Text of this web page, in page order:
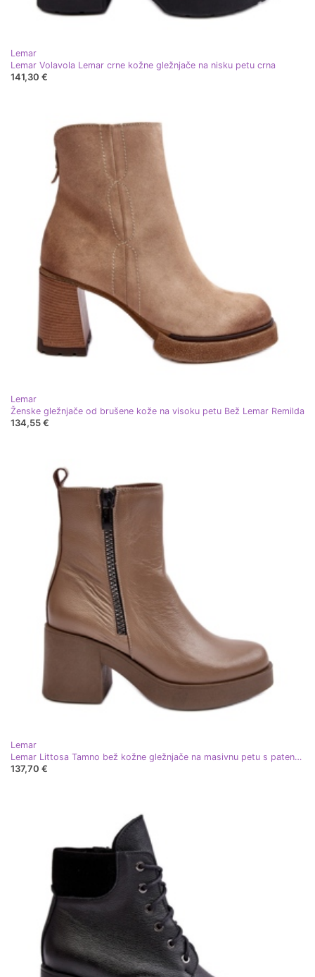
Lemar
Lemar Volavola Lemar crne kožne gležnjače na nisku petu crna
141,30 €
Lemar
Ženske gležnjače od brušene kože na visoku petu Bež Lemar Remilda
134,55 €
Lemar
Lemar Littosa Tamno bež kožne gležnjače na masivnu petu s patentnim zatvaračima Lemar Littosa
137,70 €